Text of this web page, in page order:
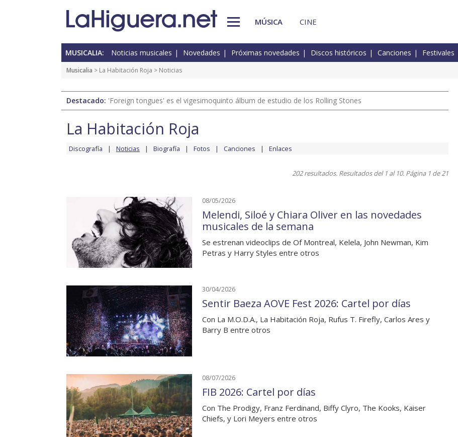
MÚSICA CINE
MUSICALIA: Noticias musicales Novedades Próximas novedades Discos históricos Canciones Festivales
Musicalia > La Habitación Roja > Noticias
Destacado: 'Foreign tongues' es el vigesimoquinto álbum de estudio de los Rolling Stones
La Habitación Roja
Discografía Noticias Biografía Fotos Canciones Enlaces
202 resultados. Resultados del 1 al 10. Página 1 de 21
08/05/2026
Melendi, Siloé y Chiara Oliver en las novedades
musicales de la semana
Se estrenan videoclips de Of Montreal, Kelela, John Newman, Kim
Petras y Harry Styles entre otros
30/04/2026
Sentir Baeza AOVE Fest 2026: Cartel por días
Con La M.O.D.A., La Habitación Roja, Rufus T. Firefly, Carlos Ares y
Barry B entre otros
08/07/2026
FIB 2026: Cartel por días
Con The Prodigy, Franz Ferdinand, Biffy Clyro, The Kooks, Kaiser
Chiefs, y Lori Meyers entre otros